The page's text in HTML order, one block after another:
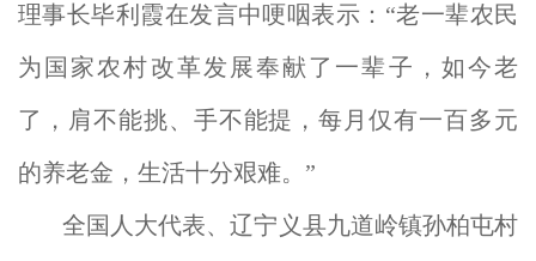
理事长毕利霞在发言中哽咽表示：“老一辈农民
为国家农村改革发展奉献了一辈子，如今老
了，肩不能挑、手不能提，每月仅有一百多元
的养老金，生活十分艰难。”
全国人大代表、辽宁义县九道岭镇孙柏屯村